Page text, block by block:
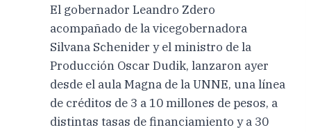
El gobernador Leandro Zdero
acompañado de la vicegobernadora
Silvana Schenider y el ministro de la
Producción Oscar Dudik, lanzaron ayer
desde el aula Magna de la UNNE, una línea
de créditos de 3 a 10 millones de pesos, a
distintas tasas de financiamiento y a 30